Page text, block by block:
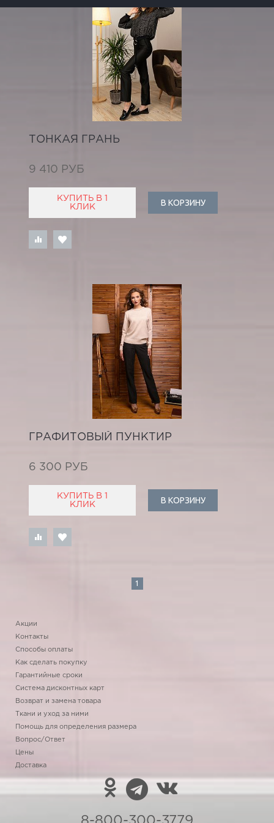
ТОНКАЯ ГРАНЬ
9 410 РУБ
КУПИТЬ В 1
КЛИК
В КОРЗИНУ
ГРАФИТОВЫЙ ПУНКТИР
6 300 РУБ
КУПИТЬ В 1
КЛИК
В КОРЗИНУ
1
Акции
Контакты
Способы оплаты
Как сделать покупку
Гарантийные сроки
Система дисконтных карт
Возврат и замена товара
Ткани и уход за ними
Помощь для определения размера
Вопрос/Ответ
Цены
Доставка